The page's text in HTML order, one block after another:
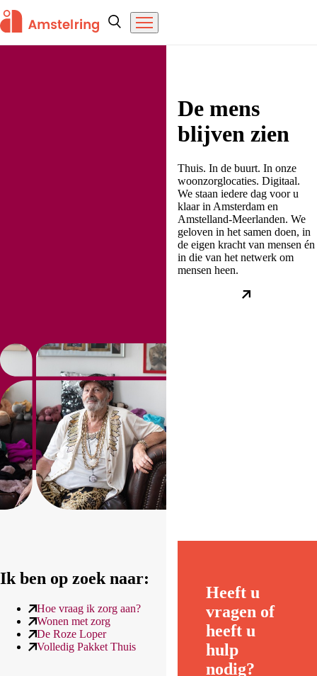
Overslaan en naar de inhoud gaan
Amstelring
ZoekenMenu
De mens
blijven zien
Thuis. In de buurt. In onze
woonzorglocaties. Digitaal.
We staan iedere dag voor u
klaar in Amsterdam en
Amstelland-Meerlanden. We
geloven in het samen doen, in
de eigen kracht van mensen én
in die van het netwerk om
mensen heen.
Ik ben op zoek naar:
Hoe vraag ik zorg aan?
Wonen met zorg
De Roze Loper
Volledig Pakket Thuis
Heeft u
vragen of
heeft u
hulp
nodig?